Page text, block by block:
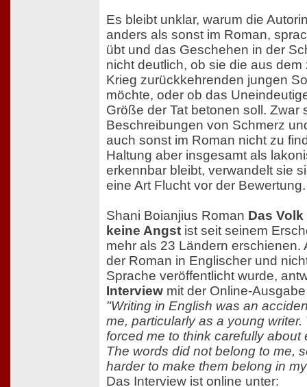
Es bleibt unklar, warum die
anders als sonst im Roman,
übt und das Geschehen in der
nicht deutlich, ob sie die aus
Krieg zurückkehrenden jungen
möchte, oder ob das
Größe der Tat betonen soll. Zwar
Beschreibungen von Schmerz
auch sonst im Roman nicht zu
Haltung aber insgesamt als
erkennbar bleibt, verwandelt sie
eine Art Flucht vor der Bewertung.
Shani Boianjius Roman Das
keine Angst ist seit seinem
mehr als 23 Ländern erschienen.
der Roman in Englischer und
Sprache veröffentlicht wurde,
Interview mit der Online-
"Writing in English was an
me, particularly as a young writer.
forced me to think carefully about
The words did not belong to me,
harder to make them belong in
Das Interview ist online unter: